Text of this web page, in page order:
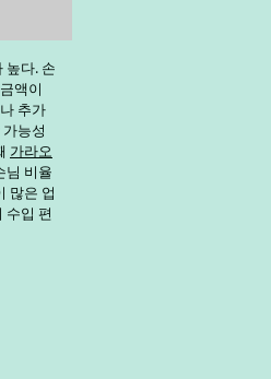
높다. 손
액이
추가
능성
가라오
님 비율
많은 업
수입 편